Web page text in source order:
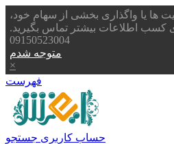
ها یا واگذاری بخشی از سهام خود،
کسب اطلاعات بیشتر تماس بگیرید.
09150523004
متوجه شدم
×
فهرست
حساب کاربری جستجو